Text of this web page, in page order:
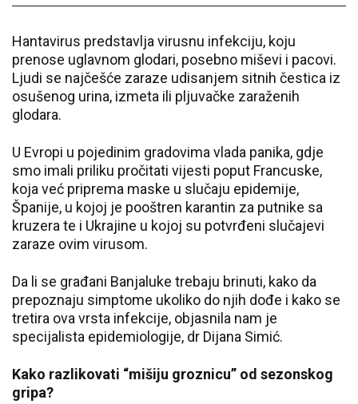
Hantavirus predstavlja virusnu infekciju, koju
prenose uglavnom glodari, posebno miševi i pacovi.
Ljudi se najčešće zaraze udisanjem sitnih čestica iz
osušenog urina, izmeta ili pljuvačke zaraženih
glodara.
U Evropi u pojedinim gradovima vlada panika, gdje
smo imali priliku pročitati vijesti poput Francuske,
koja već priprema maske u slučaju epidemije,
Španije, u kojoj je pooštren karantin za putnike sa
kruzera te i Ukrajine u kojoj su potvrđeni slučajevi
zaraze ovim virusom.
Da li se građani Banjaluke trebaju brinuti, kako da
prepoznaju simptome ukoliko do njih dođe i kako se
tretira ova vrsta infekcije, objasnila nam je
specijalista epidemiologije, dr Dijana Simić.
Kako razlikovati “mišiju groznicu” od sezonskog
gripa?